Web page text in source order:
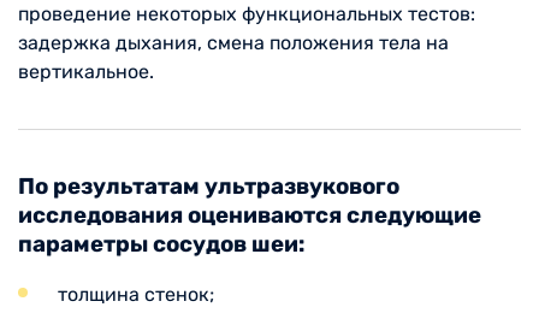
проведение некоторых функциональных тестов:
задержка дыхания, смена положения тела на
вертикальное.
По результатам ультразвукового
исследования оцениваются следующие
параметры сосудов шеи:
толщина стенок;